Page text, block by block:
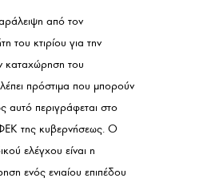
από τον
του κτιρίου για την
καταχώρηση του
πρόστιμα που μπορούν
αυτό περιγράφεται στο
της κυβερνήσεως. Ο
ελέγχου είναι η
ενός ενιαίου επιπέδου